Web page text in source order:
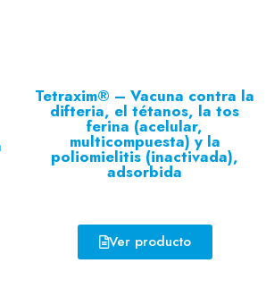
Tetraxim® – Vacuna contra la
difteria, el tétanos, la tos
ferina (acelular,
multicompuesta) y la
poliomielitis (inactivada),
adsorbida
Ver producto